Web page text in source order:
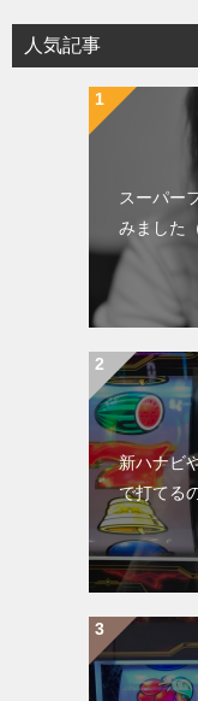
人気記事
スーパー
みました
新ハナビ
で打てる